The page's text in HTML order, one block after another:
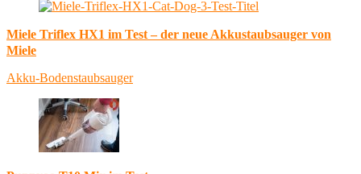
Miele Triflex HX1 im Test – der neue Akkustaubsauger von
Miele
Akku-Bodenstaubsauger